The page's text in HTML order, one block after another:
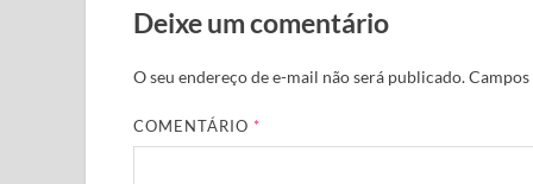
Deixe um comentário
O seu endereço de e-mail não será publicado.
COMENTÁRIO*